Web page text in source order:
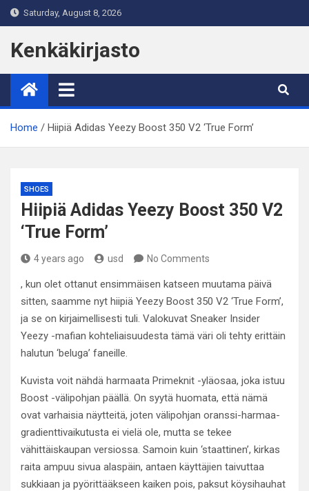
Skip
to
content
Saturday, August 8, 2026
Kenkäkirjasto
Home Hiipiä Adidas Yeezy Boost 350 V2 ‘True Form’
SHOES
Hiipiä Adidas Yeezy Boost 350 V2
‘True Form’
4 years ago usd No Comments
, kun olet ottanut ensimmäisen katseen muutama päivä
sitten, saamme nyt hiipiä Yeezy Boost 350 V2 ‘True Form’,
ja se on kirjaimellisesti tuli. Valokuvat Sneaker Insider
Yeezy -mafian kohteliaisuudesta tämä väri oli tehty erittäin
halutun ‘beluga’ faneille.
Kuvista voit nähdä harmaata Primeknit -yläosaa, joka istuu
Boost -välipohjan päällä. On syytä huomata, että nämä
ovat varhaisia ​​näytteitä, joten välipohjan oranssi-harmaa-
gradienttivaikutusta ei vielä ole, mutta se tekee
vähittäiskaupan versiossa. Samoin kuin ‘staattinen’, kirkas
raita ampuu sivua alaspäin, antaen käyttäjien taivuttaa
sukkiaan ja pyörittääkseen kaiken pois, paksut köysihauhat